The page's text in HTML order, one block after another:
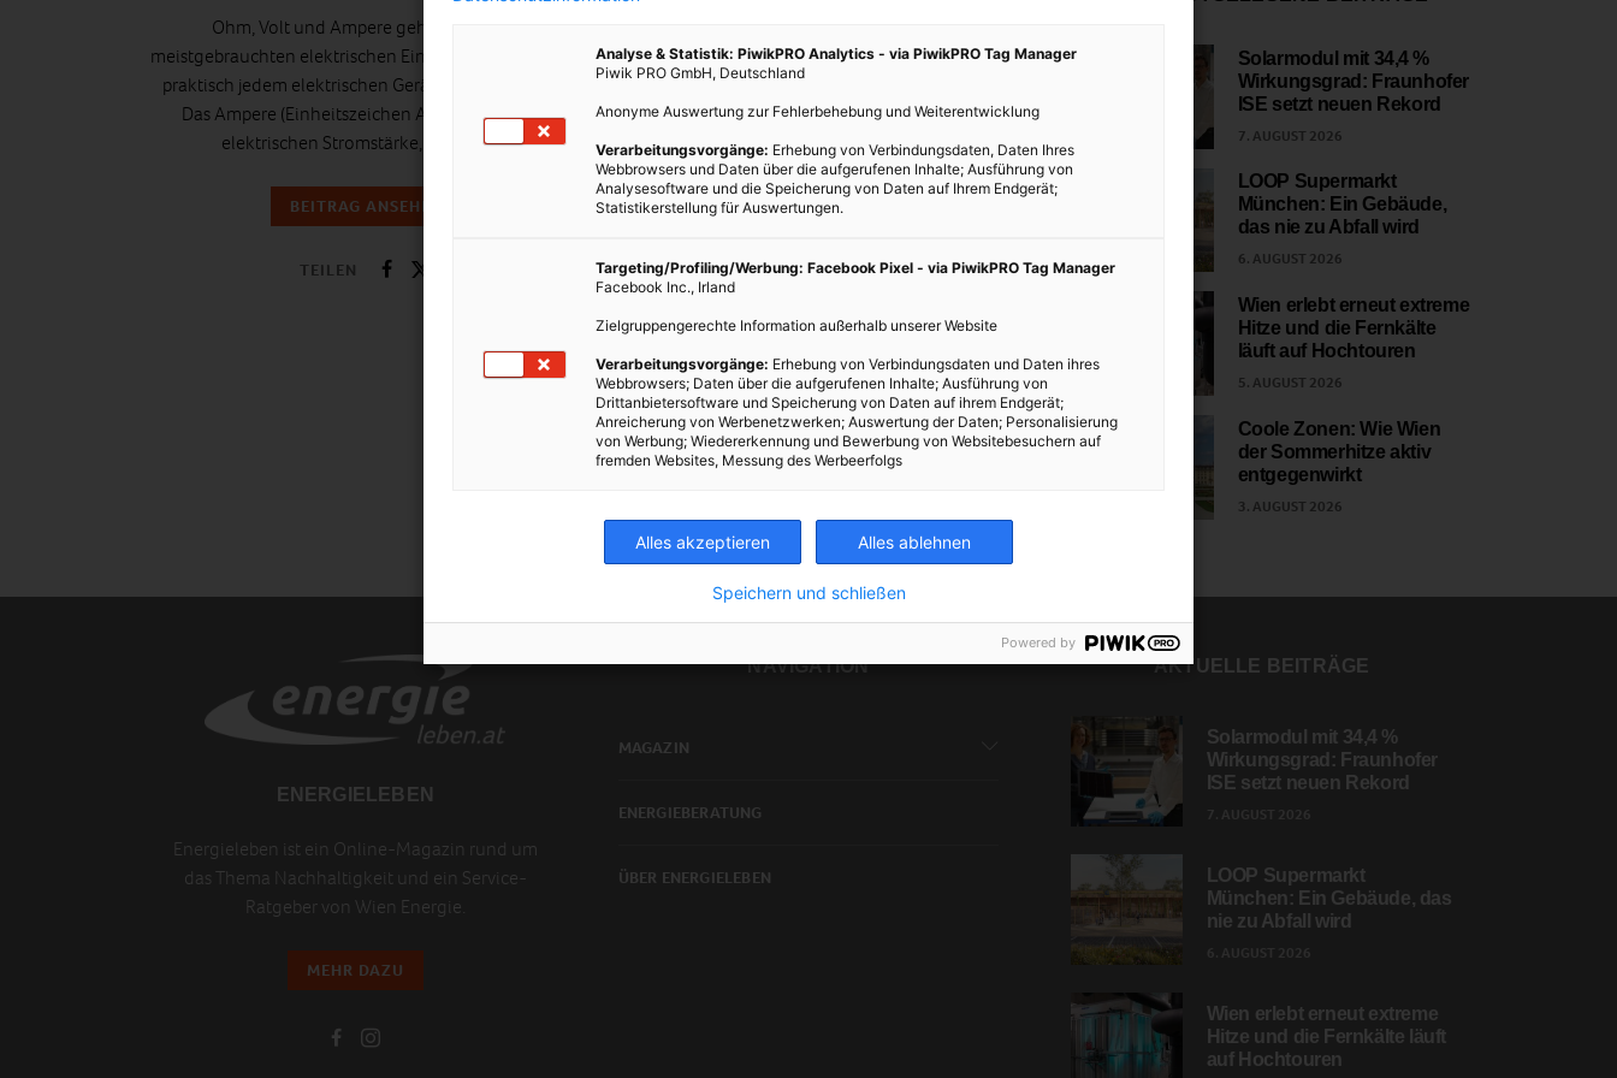
Ohm, Volt und Ampere gehören zu den
meistgebrauchten elektrischen Einheiten, die auch auf
praktisch jedem elektrischen Gerät angegeben sind.
Das Ampere (Einheitszeichen A), als Einheit der
elektrischen Stromstärke, geht auf…
BEITRAG ANSEHEN
TEILEN
Solarmodul mit 34,4 %
Wirkungsgrad: Fraunhofer
ISE setzt neuen Rekord
7. AUGUST 2026
LOOP Supermarkt
München: Ein Gebäude,
das nie zu Abfall wird
6. AUGUST 2026
Wien erlebt erneut extreme
Hitze und die Fernkälte
läuft auf Hochtouren
5. AUGUST 2026
Coole Zonen: Wie Wien
der Sommerhitze aktiv
entgegenwirkt
3. AUGUST 2026
ENERGIELEBEN
Energieleben ist ein Online-Magazin rund um
das Thema Nachhaltigkeit und ein Service-
Ratgeber von Wien Energie.
MEHR DAZU
NAVIGATION
MAGAZIN
ENERGIEBERATUNG
ÜBER ENERGIELEBEN
AKTUELLE BEITRÄGE
Solarmodul mit 34,4 %
Wirkungsgrad: Fraunhofer
ISE setzt neuen Rekord
LOOP Supermarkt
München: Ein Gebäude, das
nie zu Abfall wird
Wien erlebt erneut extreme
Hitze und die Fernkälte läuft
auf Hochtouren
Analyse & Statistik: PiwikPRO Analytics - via PiwikPRO Tag Manager
Piwik PRO GmbH, Deutschland
Anonyme Auswertung zur Fehlerbehebung und Weiterentwicklung
Verarbeitungsvorgänge: Erhebung von Verbindungsdaten, Daten Ihres
Webbrowsers und Daten über die aufgerufenen Inhalte; Ausführung von
Analysesoftware und die Speicherung von Daten auf Ihrem Endgerät;
Statistikerstellung für Auswertungen.
Targeting/Profiling/Werbung: Facebook Pixel - via PiwikPRO Tag Manager
Facebook Inc., Irland
Zielgruppengerechte Information außerhalb unserer Website
Verarbeitungsvorgänge: Erhebung von Verbindungsdaten und Daten ihres
Webbrowsers; Daten über die aufgerufenen Inhalte; Ausführung von
Drittanbietersoftware und Speicherung von Daten auf ihrem Endgerät;
Anreicherung von Werbenetzwerken; Auswertung der Daten; Personalisierung
von Werbung; Wiedererkennung und Bewerbung von Websitebesuchern auf
fremden Websites, Messung des Werbeerfolgs
Alles akzeptieren Alles ablehnen
Speichern und schließen
Powered by